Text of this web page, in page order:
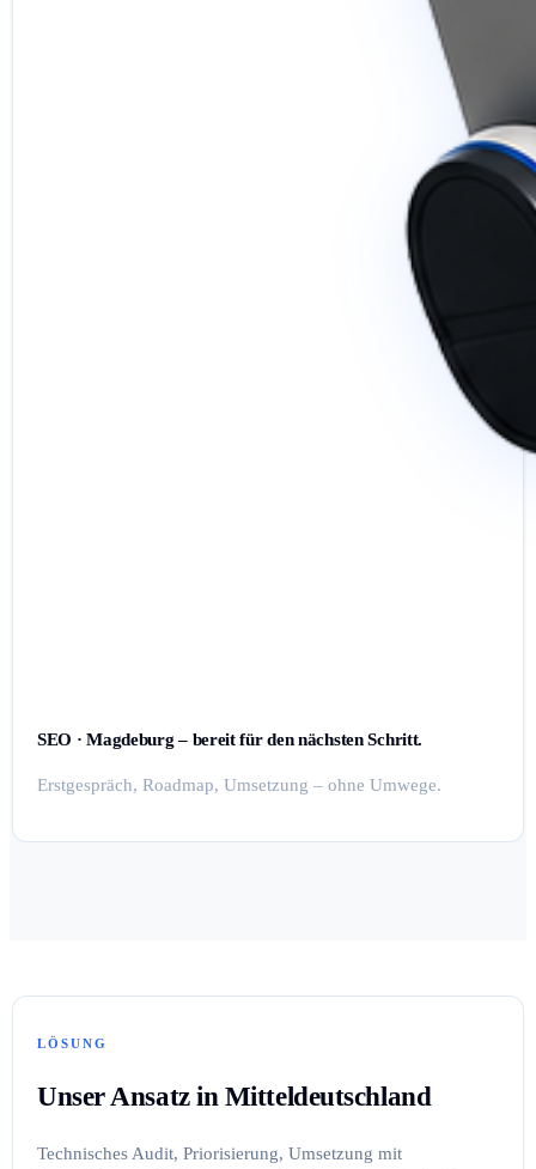
SEO · Magdeburg – bereit für den nächsten Schritt.
Erstgespräch, Roadmap, Umsetzung – ohne Umwege.
LÖSUNG
Unser Ansatz in Mitteldeutschland
Technisches Audit, Priorisierung, Umsetzung mit